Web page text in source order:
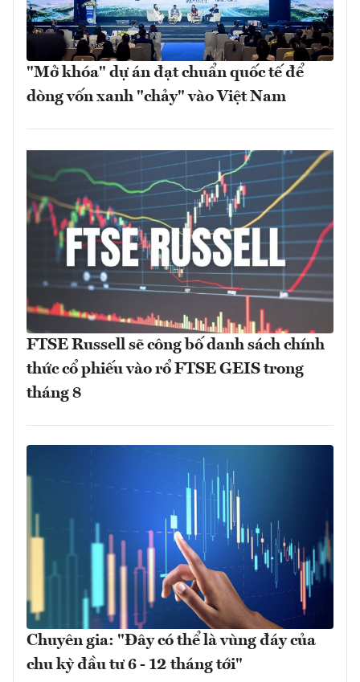
"Mở khóa" dự án đạt chuẩn quốc tế để
dòng vốn xanh "chảy" vào Việt Nam
FTSE Russell sẽ công bố danh sách chính
thức cổ phiếu vào rổ FTSE GEIS trong
tháng 8
Chuyên gia: "Đây có thể là vùng đáy của
chu kỳ đầu tư 6 - 12 tháng tới"